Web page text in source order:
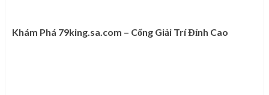
Khám Phá 79king.sa.com – Cổng Giải Trí Đỉnh Cao